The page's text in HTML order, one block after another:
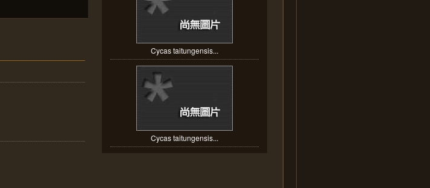
Cycas taitungensis...
Cycas taitungensis...